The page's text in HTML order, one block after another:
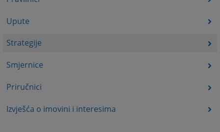
Upute
Strategije
Smjernice
Priručnici
Izvješća o imovini i interesima